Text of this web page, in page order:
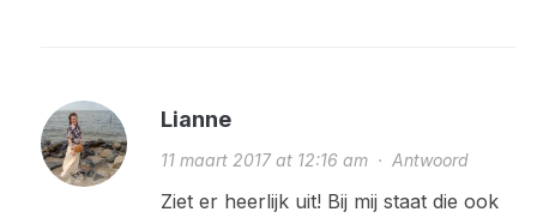
Lianne
11 maart 2017 at 12:16 am· Antwoord
Ziet er heerlijk uit! Bij mij staat die ook